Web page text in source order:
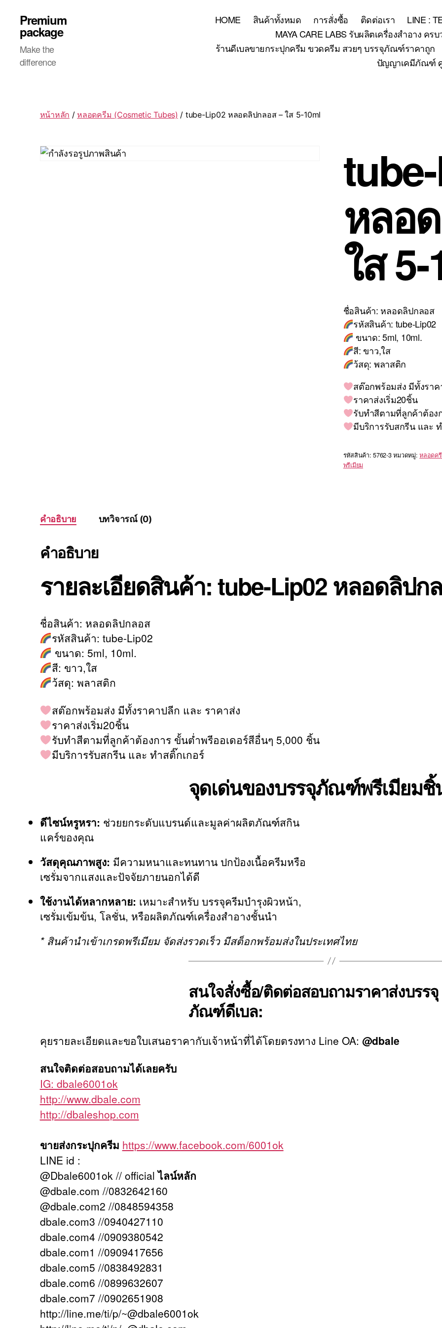
Premium
package
Make the
difference
HOME สินค้าทั้งหมด การสั่งซื้อ ติดต่อเรา
LINE :
MAYA CARE LABS รับผลิตเครื่องสำอาง ค
ร้านดีเบลขายกระปุกครีม ขวดครีม สวยๆ บรรจุภัณฑ์ราคาถูก
ปัญญาเคมีภัณฑ์ ศู
หน้าหลัก /หลอดครีม (Cosmetic Tubes) / tube-Lip02 หลอดลิปกลอส – ใส 5-10ml
หลอ
ใส
ชื่อสินค้า: หลอดลิปกลอส
รหัสสินค้า: tube-Lip02
ขนาด: 5ml, 10ml.
สี: ขาว,ใส
ว้สดุ: พลาสติก
สต๊อกพร้อมส่ง มีทั้งรา
ราคาส่งเริ่ม20ชิ้น
รับทำสีตามที่ลูกค้าต้อง
มีบริการรับสกรีน และ
รหัสสินค้า:5762-3 หมวดหมู่:หลอดครี
พรีเมียม
คำอธิบาย บทวิจารณ์ (0)
คำอธิบาย
รายละเอียดสินค้า: tube-Lip02 หลอดลิปก
ชื่อสินค้า: หลอดลิปกลอส
รหัสสินค้า: tube-Lip02
ขนาด: 5ml, 10ml.
สี: ขาว,ใส
ว้สดุ: พลาสติก
สต๊อกพร้อมส่ง มีทั้งราคาปลีก และ ราคาส่ง
ราคาส่งเริ่ม20ชิ้น
รับทำสีตามที่ลูกค้าต้องการ ขั้นต่ำพรีออเดอร์สีอื่นๆ 5,000 ชิ้น
มีบริการรับสกรีน และ ทำสติ๊กเกอร์
จุดเด่นของบรรจุภัณฑ์พรีเมียม
ดีไซน์หรูหรา: ช่วยยกระดับแบรนด์และมูลค่าผลิตภัณฑ์สกิน
แคร์ของคุณ
วัสดุคุณภาพสูง: มีความหนาและทนทาน ปกป้องเนื้อครีมหรือ
เซรั่มจากแสงและปัจจัยภายนอกได้ดี
ใช้งานได้หลากหลาย: เหมาะสำหรับ บรรจุครีมบำรุงผิวหน้า,
เซรั่มเข้มข้น, โลชั่น, หรือผลิตภัณฑ์เครื่องสำอางชั้นนำ
* สินค้านำเข้าเกรดพรีเมียม จัดส่งรวดเร็ว มีสต็อกพร้อมส่งในประเทศไทย
สนใจสั่งซื้อ/ติดต่อสอบถามราคาส่งบรรจุ
ภัณฑ์ดีเบล:
คุยรายละเอียดและขอใบเสนอราคากับเจ้าหน้าที่ได้โดยตรงทาง Line OA: @dbale
สนใจติดต่อสอบถามได้เลยครับ
IG: dbale6001ok
http://www.dbale.com
http://dbaleshop.com
ขายส่งกระปุกครีม https://www.facebook.com/6001ok
LINE id :
@Dbale6001ok // officialไลน์หลัก
@dbale.com //0832642160
@dbale.com2 //0848594358
dbale.com3 //0940427110
dbale.com4 //0909380542
dbale.com1 //0909417656
dbale.com5 //0838492831
dbale.com6 //0899632607
dbale.com7 //0902651908
http://line.me/ti/p/~@dbale6001ok